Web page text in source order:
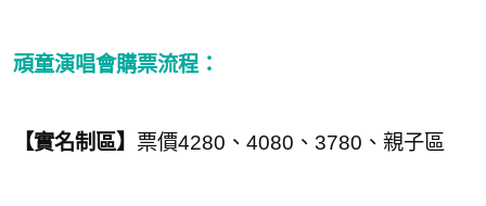
頑童演唱會購票流程：
【實名制區】 票價4280、4080、3780、親子區